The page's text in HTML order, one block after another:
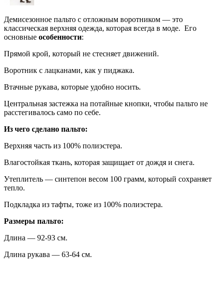
Демисезонное пальто с отложным воротником — это
классическая верхняя одежда, которая всегда в моде. Его
основные особенности:
Прямой крой, который не стесняет движений.
Воротник с лацканами, как у пиджака.
Втачные рукава, которые удобно носить.
Центральная застежка на потайные кнопки, чтобы пальто не
расстегивалось само по себе.
Из чего сделано пальто:
Верхняя часть из 100% полиэстера.
Влагостойкая ткань, которая защищает от дождя и снега.
Утеплитель — синтепон весом 100 грамм, который сохраняет
тепло.
Подкладка из тафты, тоже из 100% полиэстера.
Размеры пальто:
Длина — 92-93 см.
Длина рукава — 63-64 см.